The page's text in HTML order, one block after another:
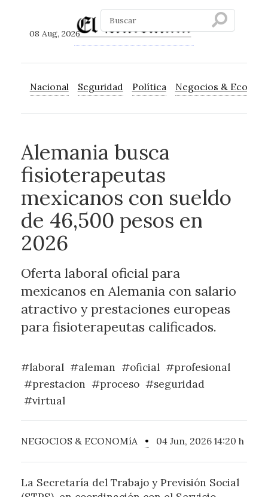
08 Aug, 2026
Nacional Seguridad Política Negocios &
Alemania busca
fisioterapeutas
mexicanos con sueldo
de 46,500 pesos en
2026
Oferta laboral oficial para
mexicanos en Alemania con salario
atractivo y prestaciones europeas
para fisioterapeutas calificados.
#laboral #aleman #oficial #profesional
#prestacion #proceso #seguridad
#virtual
NEGOCIOS & ECONOMíA • 04 Jun, 2026 14:20 h
La Secretaría del Trabajo y Previsión Social